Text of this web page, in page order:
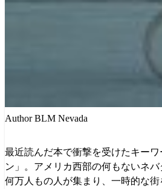
Author BLM Nevada
最近読んだ本で衝撃を受けたキー
ン」。アメリカ西部の何もないネバ
何万人もの人が集まり、一時的な